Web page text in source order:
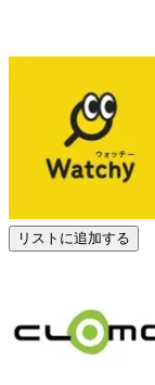
リストに追加する